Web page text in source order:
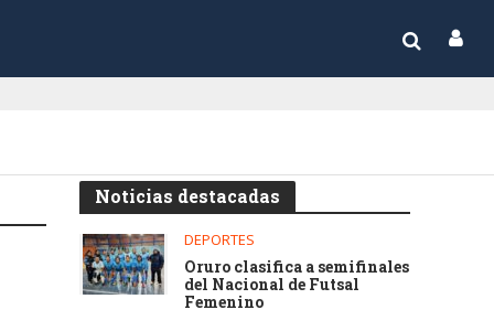
Noticias destacadas
DEPORTES
Oruro clasifica a semifinales
del Nacional de Futsal
Femenino